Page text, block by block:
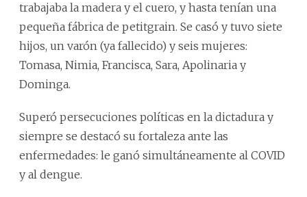
trabajaba la madera y el cuero, y hasta tenían una
pequeña fábrica de petitgrain. Se casó y tuvo siete
hijos, un varón (ya fallecido) y seis mujeres:
Tomasa, Nimia, Francisca, Sara, Apolinaria y
Dominga.
Superó persecuciones políticas en la dictadura y
siempre se destacó su fortaleza ante las
enfermedades: le ganó simultáneamente al COVID
y al dengue.